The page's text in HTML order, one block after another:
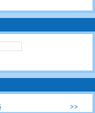
>>